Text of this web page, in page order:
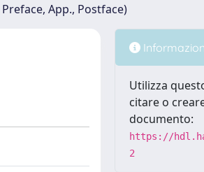
App., Postface)
Utilizza
citare o
documento:
https://
2